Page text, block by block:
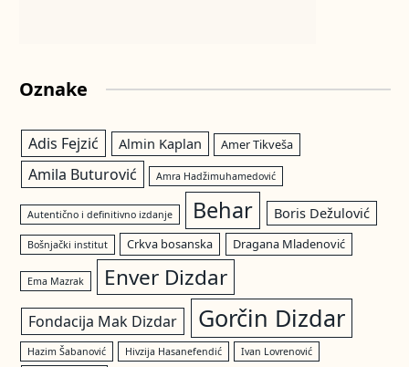
Oznake
Adis Fejzić Almin Kaplan Amer Tikveša
Amila Buturović Amra Hadžimuhamedović
Autentično i definitivno izdanje Behar Boris Dežulović
Bošnjački institut Crkva bosanska Dragana Mladenović
Ema Mazrak Enver Dizdar
Fondacija Mak Dizdar Gorčin Dizdar
Hazim Šabanović Hivzija Hasanefendić Ivan Lovrenović